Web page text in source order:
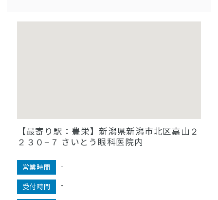
【最寄り駅：豊栄】新潟県新潟市北区嘉山２
２３０−７ さいとう眼科医院内
営業時間 -
受付時間 -